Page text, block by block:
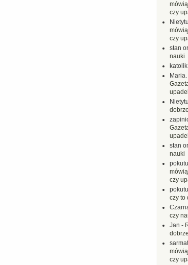
czy
czy
stan
nauki
katolik
Maria.
stan
nauki
czy
czy to
czy
Jan -
czy